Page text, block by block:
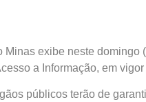
Minas exibe neste
a Informação, em
públicos terão de